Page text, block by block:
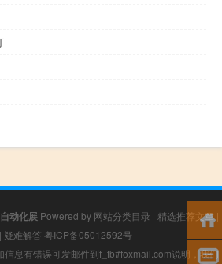
动化展Powered by 网站分类目录 | 精选推荐文章|
| 疑难解答 粤ICP备05012592号
信息有错误可发邮件到f_fb#foxmail.com说明，我们